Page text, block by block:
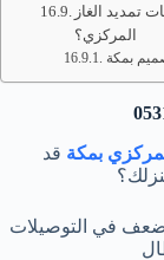
تمديد الغاز
المركزي؟
بمكة قد
ضعف في التوصيلات